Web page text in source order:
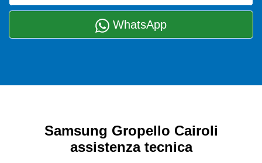
WhatsApp
Samsung Gropello Cairoli
assistenza tecnica